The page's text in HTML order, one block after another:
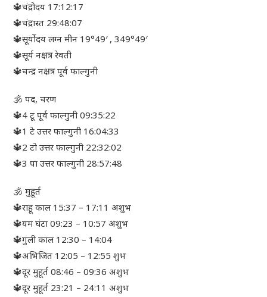
🔱चंद्रोदय 17:12:17
🔱चंद्रास्त 29:48:07
🔱सूर्योदय लग्न मीन 19°49′ , 349°49′
🔱सूर्य नक्षत्र रेवती
🔱चन्द्र नक्षत्र पूर्व फाल्गुनी
🕉 पद, चरण
🔱4 टू पूर्व फाल्गुनी 09:35:22
🔱1 टे उत्तर फाल्गुनी 16:04:33
🔱2 टो उत्तर फाल्गुनी 22:32:02
🔱3 पा उत्तर फाल्गुनी 28:57:48
🕉 मुहूर्त
🔱राहू काल 15:37 – 17:11 अशुभ
🔱यम घंटा 09:23 – 10:57 अशुभ
🔱गुली काल 12:30 – 14:04
🔱अभिजित 12:05 – 12:55 शुभ
🔱दूर मुहूर्त 08:46 – 09:36 अशुभ
🔱दूर मुहूर्त 23:21 – 24:11 अशुभ